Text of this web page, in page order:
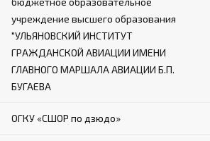
учреждение высшего образования
"УЛЬЯНОВСКИЙ ИНСТИТУТ
ГРАЖДАНСКОЙ АВИАЦИИ ИМЕНИ
ГЛАВНОГО МАРШАЛА АВИАЦИИ Б.П.
БУГАЕВА
ОГКУ «СШОР по дзюдо»